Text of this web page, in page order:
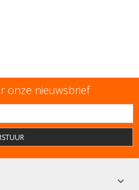
onze nieuwsbrief